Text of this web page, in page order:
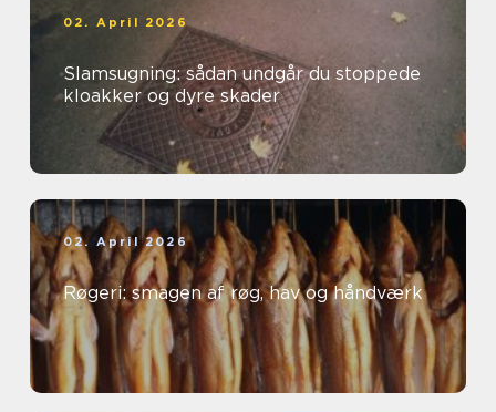
02. April 2026
Slamsugning: sådan undgår du stoppede
kloakker og dyre skader
02. April 2026
Røgeri: smagen af røg, hav og håndværk